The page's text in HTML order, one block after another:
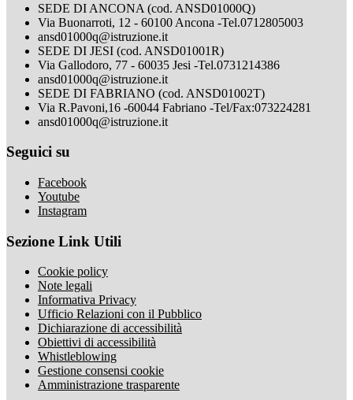
SEDE DI ANCONA (cod. ANSD01000Q)
Via Buonarroti, 12 - 60100 Ancona -Tel.0712805003
ansd01000q@istruzione.it
SEDE DI JESI (cod. ANSD01001R)
Via Gallodoro, 77 - 60035 Jesi -Tel.0731214386
ansd01000q@istruzione.it
SEDE DI FABRIANO (cod. ANSD01002T)
Via R.Pavoni,16 -60044 Fabriano -Tel/Fax:073224281
ansd01000q@istruzione.it
Seguici su
Facebook
Youtube
Instagram
Sezione Link Utili
Cookie policy
Note legali
Informativa Privacy
Ufficio Relazioni con il Pubblico
Dichiarazione di accessibilità
Obiettivi di accessibilità
Whistleblowing
Gestione consensi cookie
Amministrazione trasparente